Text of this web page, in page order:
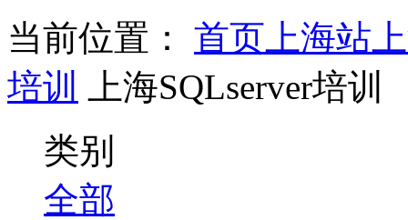
当前位置： 首页 上海站
培训
上海SQLserver培训
类别
全部